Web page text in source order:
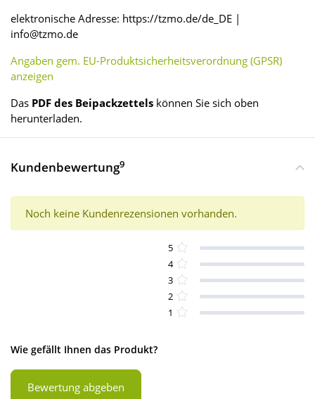
elektronische Adresse: https://tzmo.de/de_DE |
info@tzmo.de
Angaben gem. EU-Produktsicherheitsverordnung (GPSR)
anzeigen
Das PDF des Beipackzettels können Sie sich oben
herunterladen.
Kundenbewertung9
Noch keine Kundenrezensionen vorhanden.
5
4
3
2
1
Wie gefällt Ihnen das Produkt?
Bewertung abgeben